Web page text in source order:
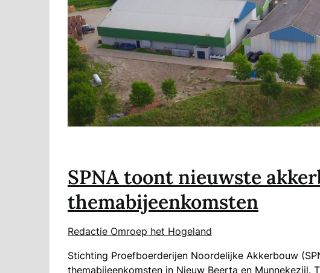
SPNA toont nieuwste
themabijeenkomsten
Redactie Omroep het Hogeland
Stichting Proefboerderijen Noordelijke Akkerbouw
themabijeenkomsten in Nieuw Beerta en Munnekezijl.